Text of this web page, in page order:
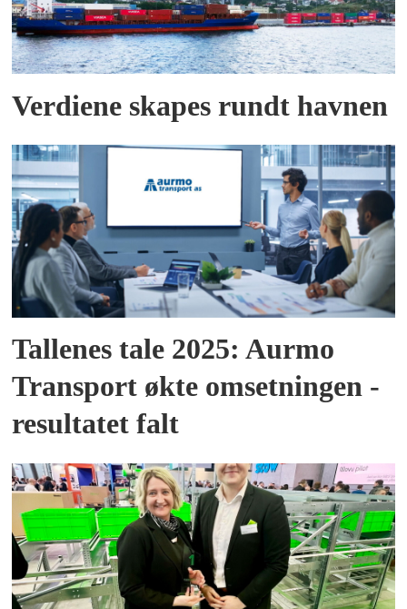
Verdiene skapes rundt havnen
Tallenes tale 2025: Aurmo
Transport økte omsetningen -
resultatet falt